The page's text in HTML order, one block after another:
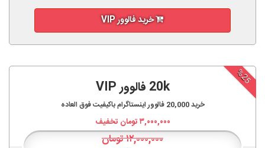
خرید فالوور VIP
%25
20k فالوور VIP
خرید20,000 فالوور اینستاگرام باکیفیت فوق العاده
۳,۰۰۰,۰۰۰تومان تخفیف
۱۲,۰۰۰,۰۰۰تومان